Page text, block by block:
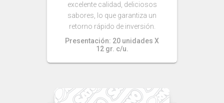
excelente calidad, deliciosos
sabores, lo que garantiza un
retorno rápido de inversión.
Presentación: 20 unidades X
12 gr. c/u.